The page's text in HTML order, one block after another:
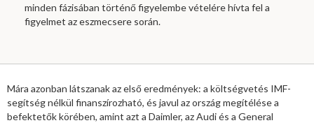
minden fázisában történő figyelembe vételére hívta fel a
figyelmet az eszmecsere során.
Mára azonban látszanak az első eredmények: a költségvetés IMF-
segítség nélkül finanszírozható, és javul az ország megítélése a
befektetők körében, amint azt a Daimler, az Audi és a General